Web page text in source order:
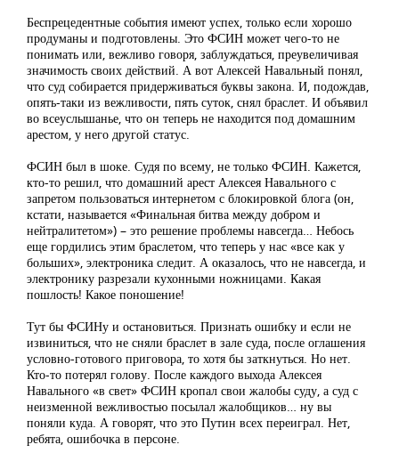
Беспрецедентные события имеют успех, только если хорошо
продуманы и подготовлены. Это ФСИН может чего-то не
понимать или, вежливо говоря, заблуждаться, преувеличивая
значимость своих действий. А вот Алексей Навальный понял,
что суд собирается придерживаться буквы закона. И, подождав,
опять-таки из вежливости, пять суток, снял браслет. И объявил
во всеуслышанье, что он теперь не находится под домашним
арестом, у него другой статус.
ФСИН был в шоке. Судя по всему, не только ФСИН. Кажется,
кто-то решил, что домашний арест Алексея Навального с
запретом пользоваться интернетом с блокировкой блога (он,
кстати, называется «Финальная битва между добром и
нейтралитетом») – это решение проблемы навсегда… Небось
еще гордились этим браслетом, что теперь у нас «все как у
больших», электроника следит. А оказалось, что не навсегда, и
электронику разрезали кухонными ножницами. Какая
пошлость! Какое поношение!
Тут бы ФСИНу и остановиться. Признать ошибку и если не
извиниться, что не сняли браслет в зале суда, после оглашения
условно-готового приговора, то хотя бы заткнуться. Но нет.
Кто-то потерял голову. После каждого выхода Алексея
Навального «в свет» ФСИН кропал свои жалобы суду, а суд с
неизменной вежливостью посылал жалобщиков… ну вы
поняли куда. А говорят, что это Путин всех переиграл. Нет,
ребята, ошибочка в персоне.